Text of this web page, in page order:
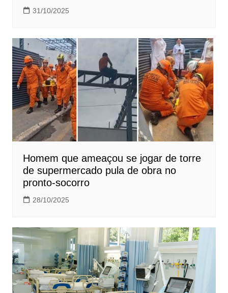
31/10/2025
Homem que ameaçou se jogar de torre
de supermercado pula de obra no
pronto-socorro
28/10/2025